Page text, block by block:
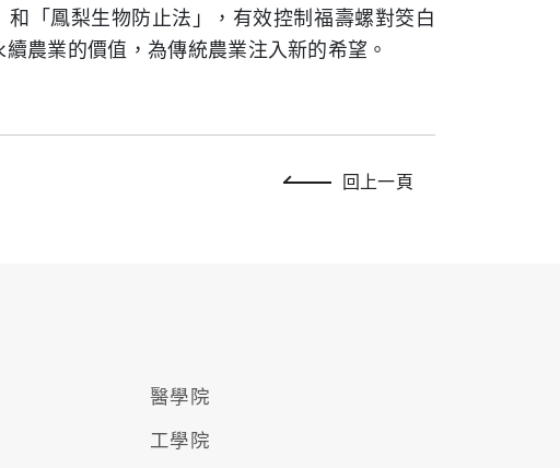
「鳳梨生物防止法」，有效控制福壽螺對筊白
農業的價值，為傳統農業注入新的希望。
回上一頁
醫學院
工學院